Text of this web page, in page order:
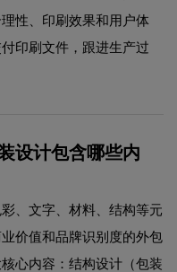
性、印刷效果和用户体
印刷文件，跟进生产过
设计包含哪些内
、文字、材料、结构等元
价值和品牌识别度的外包
心内容：结构设计（包装